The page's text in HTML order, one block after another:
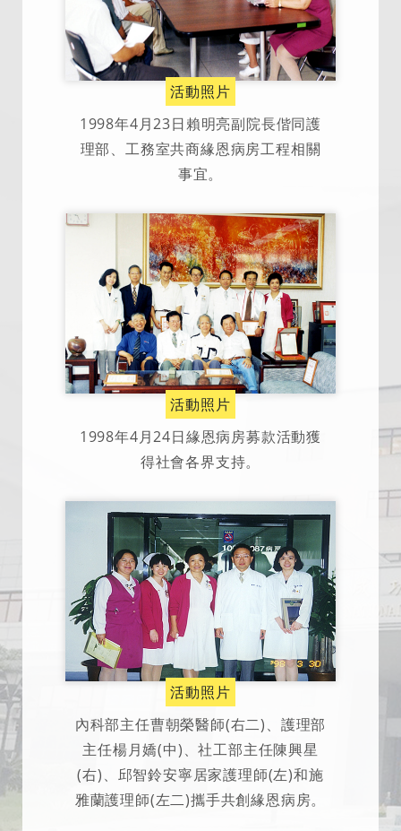
活動照片
1998年4月23日賴明亮副院長偕同護
理部、工務室共商緣恩病房工程相關
事宜。
活動照片
1998年4月24日緣恩病房募款活動獲
得社會各界支持。
活動照片
內科部主任曹朝榮醫師(右二)、護理部
主任楊月嬌(中)、社工部主任陳興星
(右)、邱智鈴安寧居家護理師(左)和施
雅蘭護理師(左二)攜手共創緣恩病房。